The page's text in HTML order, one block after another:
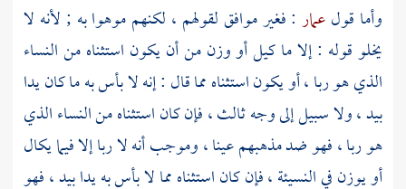
وأما قولعمار : فغير موافق لقولهم ، لكنهم موهوا به ; لأنه لا
يخلو قوله : إلا ما كيل أو وزن من أن يكون استثناه من النساء
الذي هو ربا ، أو يكون استثناه مما قال : إنه لا بأس به ما كان يدا
بيد ، ولا سبيل إلى وجه ثالث ، فإن كان استثناه من النساء الذي
هو ربا ، فهو ضد مذهبهم عينا ، وموجب أنه لا ربا إلا فيما يكال
أو يوزن في النسيئة ، فإن كان استثناه مما لا بأس به يدا بيد ، فهو